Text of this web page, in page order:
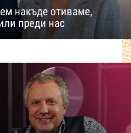
накъде отиваме,
преди нас